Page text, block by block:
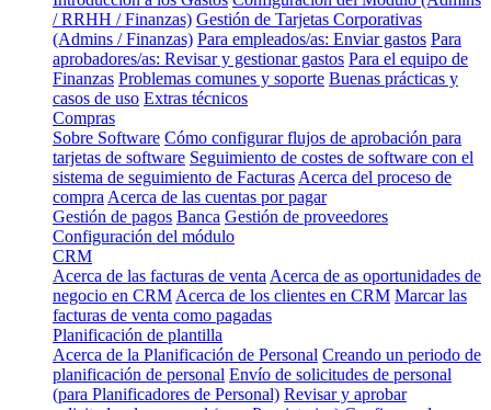
/ RRHH / Finanzas) Gestión de Tarjetas Corporativas
(Admins / Finanzas) Para empleados/as: Enviar gastos Para
aprobadores/as: Revisar y gestionar gastos Para el equipo de
Finanzas Problemas comunes y soporte Buenas prácticas y
casos de uso Extras técnicos
Compras
Sobre Software Cómo configurar flujos de aprobación para
tarjetas de software Seguimiento de costes de software con el
sistema de seguimiento de Facturas Acerca del proceso de
compra Acerca de las cuentas por pagar
Gestión de pagos Banca Gestión de proveedores
Configuración del módulo
CRM
Acerca de las facturas de venta Acerca de as oportunidades de
negocio en CRM Acerca de los clientes en CRM Marcar las
facturas de venta como pagadas
Planificación de plantilla
Acerca de la Planificación de Personal Creando un periodo de
planificación de personal Envío de solicitudes de personal
(para Planificadores de Personal) Revisar y aprobar